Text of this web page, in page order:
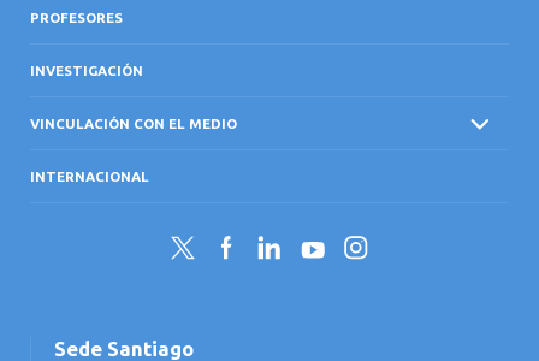
PROFESORES
INVESTIGACIÓN
VINCULACIÓN CON EL MEDIO
INTERNACIONAL
Twitter FacebookLinkedInYouTubeInstagram
Sede Santiago